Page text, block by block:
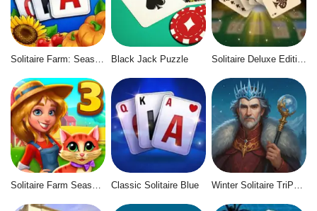
Black Jack Puzzle
Solitaire Farm Seasons 3 Classic Solitaire Blue Winter Solitaire TriPeaks